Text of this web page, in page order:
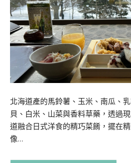
北海道產的馬鈴薯、玉米、南瓜、
貝、白米、山菜與香料草藥，透過
道融合日式洋食的精巧菜餚，擺在
像…